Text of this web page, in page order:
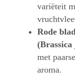
variëteit
Rode
(Brassica
met
aroma.